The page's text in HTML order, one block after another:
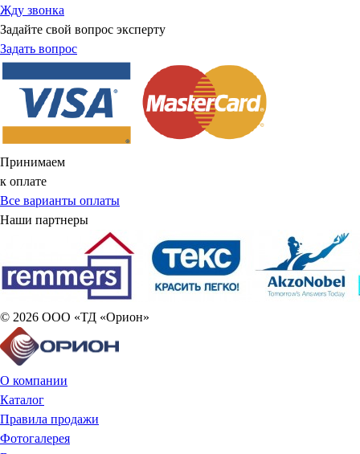
Жду звонка
Задайте свой вопрос эксперту
Задать вопрос
Принимаем
к оплате
Все варианты оплаты
Наши партнеры
© 2026 ООО «ТД «Орион»
О компании
Каталог
Правила продажи
Фотогалерея